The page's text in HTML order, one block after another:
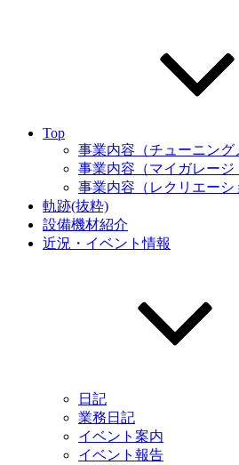
Top
事業内容（チューニング
事業内容（マイガレージ
事業内容（レクリエーシ
軌跡(抜粋)
設備機材紹介
近況・イベント情報
日記
業務日記
イベント案内
イベント報告